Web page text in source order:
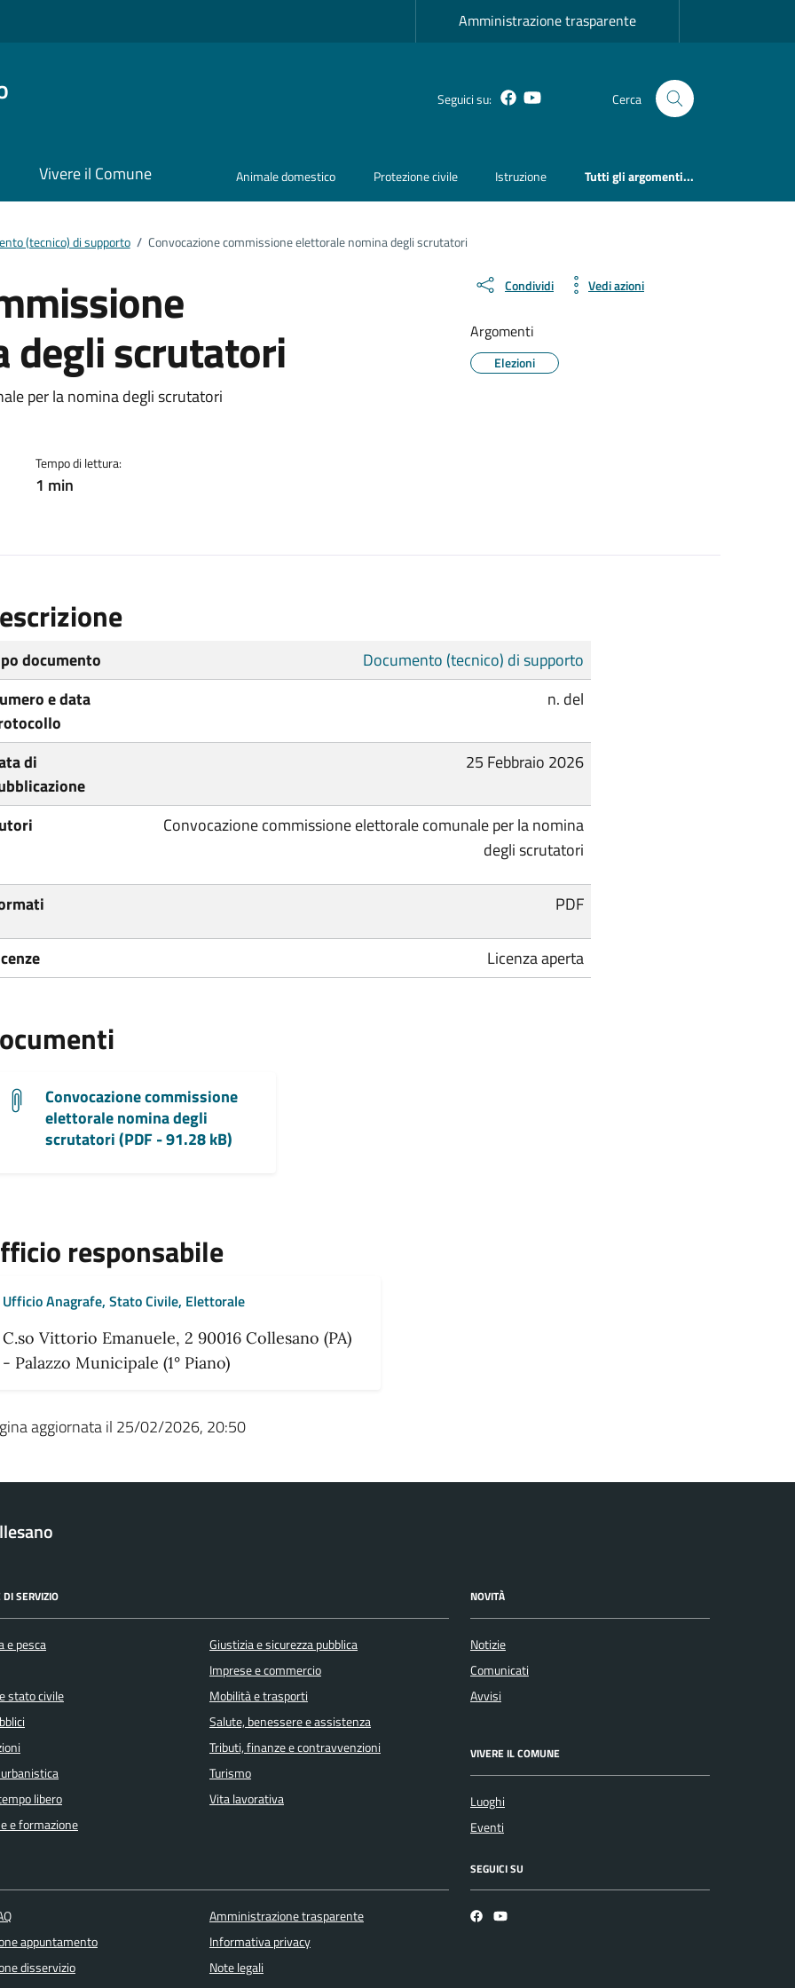
Amministrazione trasparente
Seguici su: Facebook
YouTube Cerca
Vivere il Comune Animale domestico Protezione civile Istruzione Tutti gli argomenti...
(tecnico) di supporto / Convocazione commissione elettorale nomina degli scrutatori
degli scrutatori
per la nomina degli scrutatori
Tempo di lettura:
1 min
Condividi Vedi azioni
Argomenti
Elezioni
documento
Documento (tecnico) di supporto
e data
n. del
di
25 Febbraio 2026
Convocazione commissione elettorale comunale per la nomina
degli scrutatori
PDF
Licenza aperta
Convocazione commissione
elettorale nomina degli
scrutatori (PDF - 91.28 kB)
responsabile
Ufficio Anagrafe, Stato Civile, Elettorale
C.so Vittorio Emanuele, 2 90016 Collesano (PA)
- Palazzo Municipale (1° Piano)
aggiornata il 25/02/2026, 20:50
DI SERVIZIO
e pesca
stato civile
libero
e formazione
Giustizia e sicurezza pubblica
Imprese e commercio
Mobilità e trasporti
Salute, benessere e assistenza
Tributi, finanze e contravvenzioni
Turismo
Vita lavorativa
NOVITÀ
Notizie
Comunicati
Avvisi
VIVERE IL COMUNE
Luoghi
Eventi
appuntamento
disservizio
Amministrazione trasparente
Informativa privacy
Note legali
SEGUICI SU
FacebookYouTube